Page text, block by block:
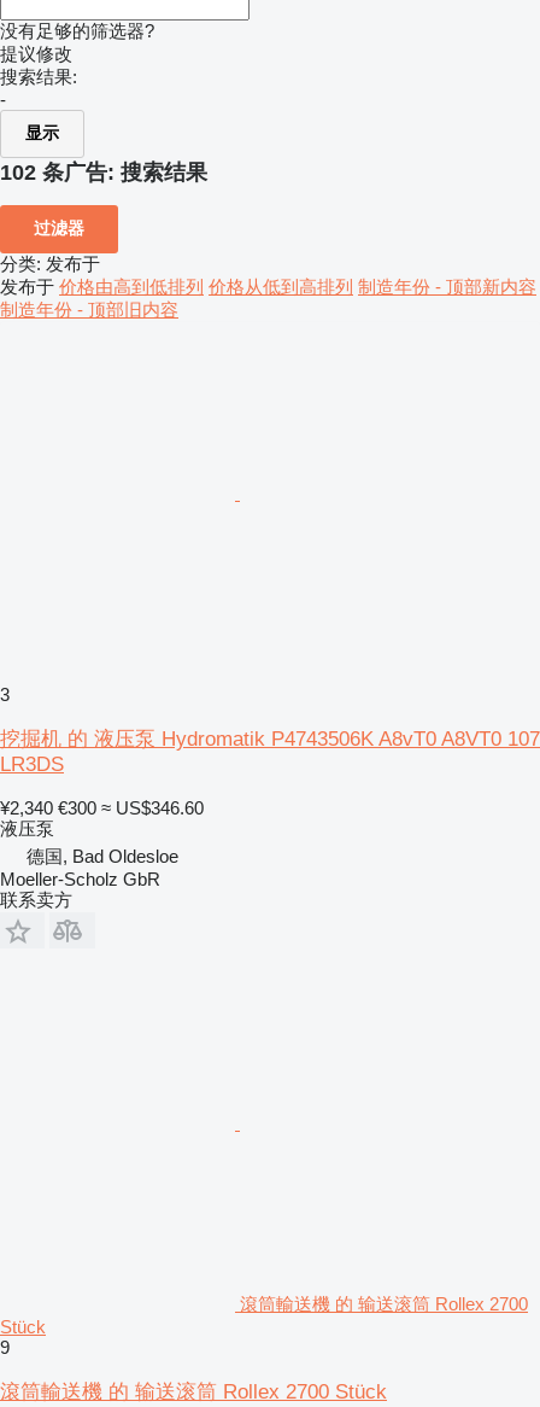
没有足够的筛选器?
提议修改
搜索结果:
-
显示
102 条广告: 搜索结果
过滤器
分类: 发布于
发布于 价格由高到低排列 价格从低到高排列 制造年份 - 顶部新内容
制造年份 - 顶部旧内容
3
挖掘机 的 液压泵 Hydromatik P4743506K A8vT0 A8VT0 107
LR3DS
¥2,340 €300 ≈ US$346.60
液压泵
德国, Bad Oldesloe
Moeller-Scholz GbR
联系卖方
滾筒輸送機 的 输送滚筒 Rollex 2700
Stück
9
滾筒輸送機 的 输送滚筒 Rollex 2700 Stück